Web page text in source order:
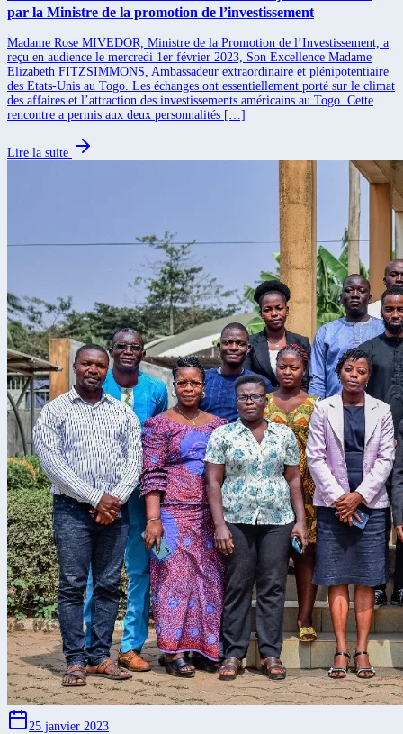
par la Ministre de la promotion de l’investissement
Madame Rose MIVEDOR, Ministre de la Promotion de l’Investissement, a
reçu en audience le mercredi 1er février 2023, Son Excellence Madame
Elizabeth FITZSIMMONS, Ambassadeur extraordinaire et plénipotentiaire
des Etats-Unis au Togo. Les échanges ont essentiellement porté sur le climat
des affaires et l’attraction des investissements américains au Togo. Cette
rencontre a permis aux deux personnalités […]
Lire la suite
25 janvier 2023